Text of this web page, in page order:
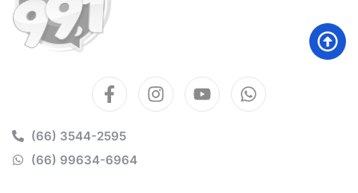
(66) 3544-2595
(66) 99634-6964